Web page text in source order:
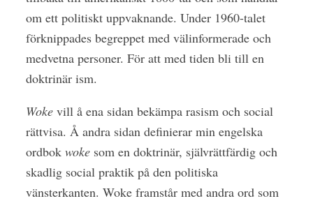
om ett politiskt uppvaknande. Under 1960-talet
förknippades begreppet med välinformerade och
medvetna personer. För att med tiden bli till en
doktrinär ism.
Wokevill å ena sidan bekämpa rasism och social
rättvisa. Å andra sidan definierar min engelska
ordbok wokesom en doktrinär, självrättfärdig och
skadlig social praktik på den politiska
vänsterkanten. Woke framstår med andra ord som